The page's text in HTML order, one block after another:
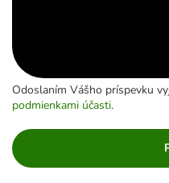
Odoslaním Vášho príspevku
podmienkami účasti.